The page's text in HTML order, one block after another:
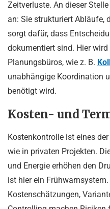
Zeitverluste. An dieser
an: Sie strukturiert Abläufe,
sorgt dafür, dass
dokumentiert sind. Hier
Planungsbüros, wie z. B.
unabhängige Koordination
benötigt wird.
Kosten- und
Kostenkontrolle ist eines
wie in privaten Projekten.
und Energie erhöhen den
ist hier ein
Kostenschätzungen,